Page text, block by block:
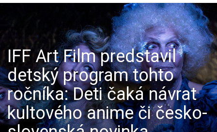
IFF Art Film predstavil
detský program tohto
ročníka: Deti čaká návrat
kultového anime či česko-